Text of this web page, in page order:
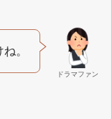
ドラマファン
。